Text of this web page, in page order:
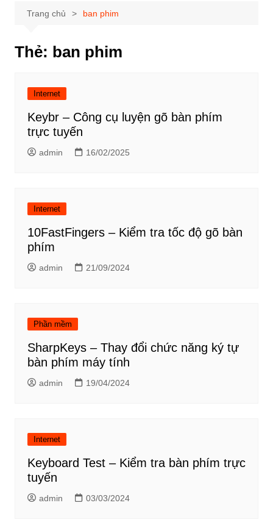
Trang chủ ban phim
Thẻ: ban phim
Internet
Keybr – Công cụ luyện gõ bàn phím
trực tuyến
admin 16/02/2025
Internet
10FastFingers – Kiểm tra tốc độ gõ bàn
phím
admin 21/09/2024
Phần mềm
SharpKeys – Thay đổi chức năng ký tự
bàn phím máy tính
admin 19/04/2024
Internet
Keyboard Test – Kiểm tra bàn phím trực
tuyến
admin 03/03/2024